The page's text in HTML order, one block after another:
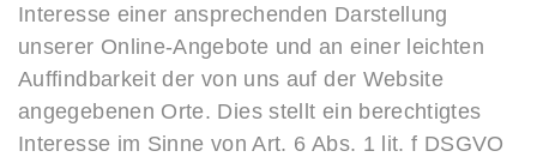
Interesse einer ansprechenden Darstellung
unserer Online-Angebote und an einer leichten
Auffindbarkeit der von uns auf der Website
angegebenen Orte. Dies stellt ein berechtigtes
Interesse im Sinne von Art. 6 Abs. 1 lit. f DSGVO